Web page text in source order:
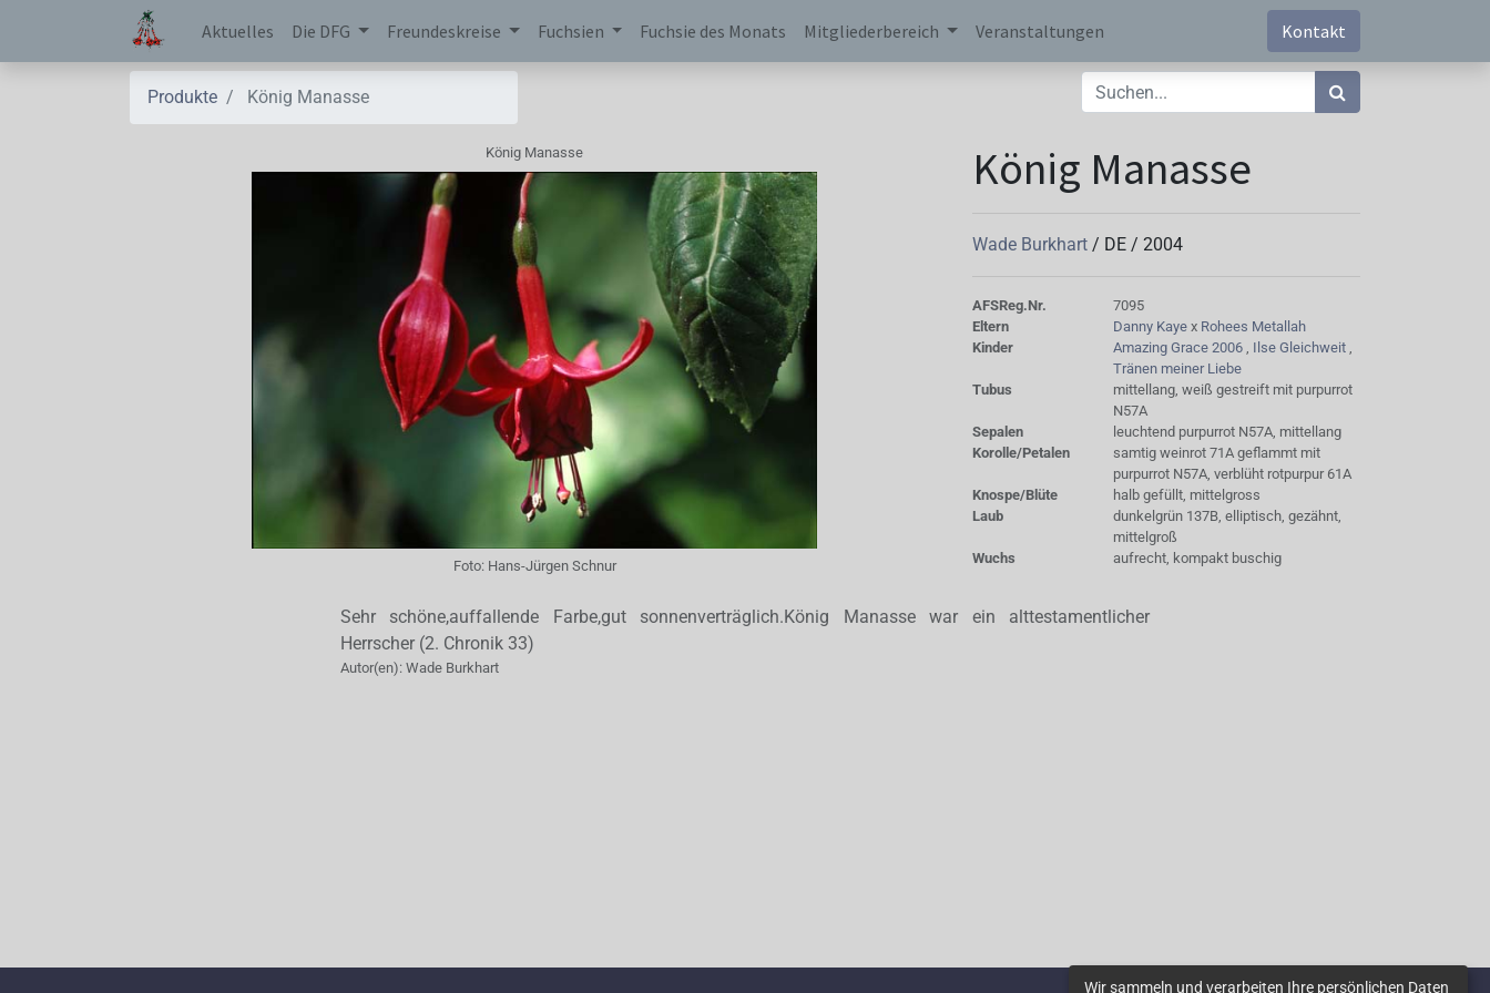
Aktuelles Die DFG Freundeskreise Fuchsien Fuchsie des Monats Mitgliederbereich Veranstaltungen Kontakt
Produkte König Manasse
König Manasse
Foto: Hans-Jürgen Schnur
König Manasse
Wade Burkhart / DE / 2004
AFSReg.Nr.
7095
Eltern
Danny Kaye x Rohees Metallah
Kinder
Amazing Grace 2006 , Ilse Gleichweit ,
Tränen meiner Liebe
Tubus
mittellang, weiß gestreift mit purpurrot
N57A
Sepalen
leuchtend purpurrot N57A, mittellang
Korolle/Petalen
samtig weinrot 71A geflammt mit
purpurrot N57A, verblüht rotpurpur 61A
Knospe/Blüte
halb gefüllt, mittelgross
Laub
dunkelgrün 137B, elliptisch, gezähnt,
mittelgroß
Wuchs
aufrecht, kompakt buschig
Sehr schöne,auffallende Farbe,gut sonnenverträglich.König Manasse war ein alttestamentlicher
Herrscher (2. Chronik 33)
Autor(en): Wade Burkhart
Wir sammeln und verarbeiten Ihre persönlichen Daten